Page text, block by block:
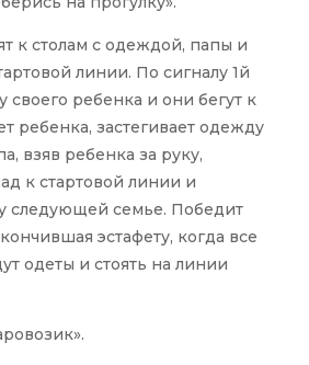
к столам с одеждой, папы и
линии. По сигналу 1й
своего ребенка и они бегут к
ребенка, застегивает одежду
взяв ребенка за руку,
к стартовой линии и
следующей семье. Победит
эстафету, когда все
одеты и стоять на линии